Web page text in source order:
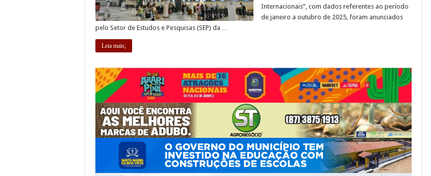
Internacionais”, com dados referentes ao período
de janeiro a outubro de 2025, foram anunciados
pelo Setor de Estudos e Pesquisas (SEP) da …
Leia mais;